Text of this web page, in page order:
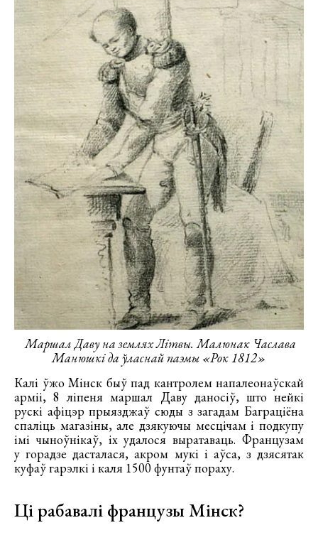
Маршал Даву на землях Літвы. Малюнак Часлава
Манюшкі да ўласнай паэмы «Рок 1812»
Калі ўжо Мінск быў пад кантролем напалеонаўскай
арміі, 8 ліпеня маршал Даву даносіў, што нейкі
рускі афіцэр прыязджаў сюды з загадам Баграціёна
спаліць магазіны, але дзякуючы месцічам і подкупу
імі чыноўнікаў, іх удалося выратаваць. Французам
у горадзе дасталася, акром мукі і аўса, з дзясятак
куфаў гарэлкі і каля 1500 фунтаў пораху.
Ці рабавалі французы Мінск?